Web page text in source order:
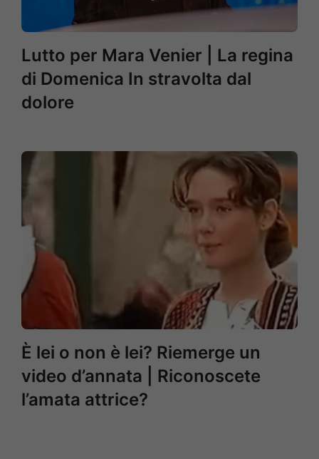
Lutto per Mara Venier | La regina
di Domenica In stravolta dal
dolore
È lei o non è lei? Riemerge un
video d’annata | Riconoscete
l’amata attrice?